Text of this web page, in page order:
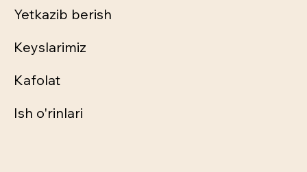
Yetkazib berish
Keyslarimiz
Kafolat
Ish o'rinlari